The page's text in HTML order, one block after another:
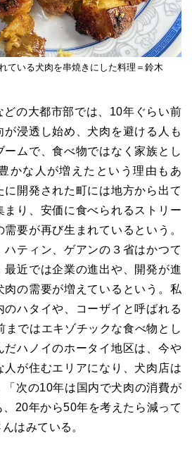
ている犬肉を串焼きにした料理＝鈴木
の大都市部では、10年ぐらい前
浸透し始め、犬肉を避ける人も
ムで、食べ物ではなく家族とし
かな人が増えたという理由もあ
に開発された町には地方から出て
まり、安価に食べられるストリー
需要が再び生まれているという。
ティン、ゲアンの３省はかつて
最近では企業の進出や、開発が進
肉の需要が増えているという。私
のハタイや、コーザイと呼ばれる
まではエキゾチックな食べ物とし
だハノイのホータイ地区は、今や
人が住むエリアになり、犬肉店は
次の10年は国内で犬肉の消費が
20年から50年を考えたら減って
はみている。